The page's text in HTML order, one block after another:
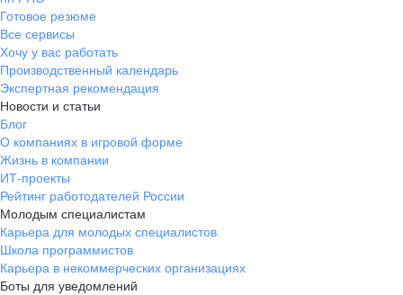
Готовое резюме
Все сервисы
Хочу у вас работать
Производственный календарь
Экспертная рекомендация
Новости и статьи
Блог
О компаниях в игровой форме
Жизнь в компании
ИТ-проекты
Рейтинг работодателей России
Молодым специалистам
Карьера для молодых специалистов
Школа программистов
Карьера в некоммерческих организациях
Боты для уведомлений